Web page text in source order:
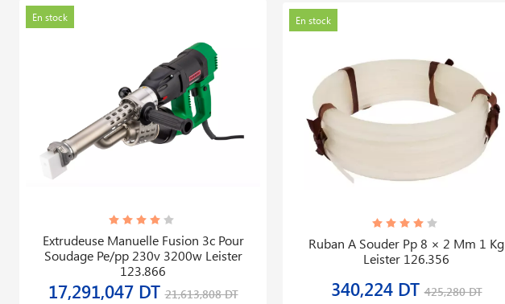
En stock
Extrudeuse Manuelle Fusion 3c Pour
Soudage Pe/pp 230v 3200w Leister
123.866
17,291,047 DT21,613,808 DT
En stock
Ruban A Souder Pp 8 × 2 Mm 1 Kg
Leister 126.356
340,224 DT425,280 DT